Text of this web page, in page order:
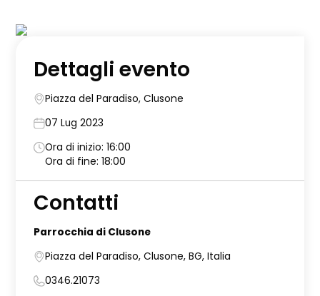
Dettagli evento
Piazza del Paradiso, Clusone
07 Lug 2023
Ora di inizio: 16:00
Ora di fine: 18:00
Contatti
Parrocchia di Clusone
Piazza del Paradiso, Clusone, BG, Italia
0346.21073